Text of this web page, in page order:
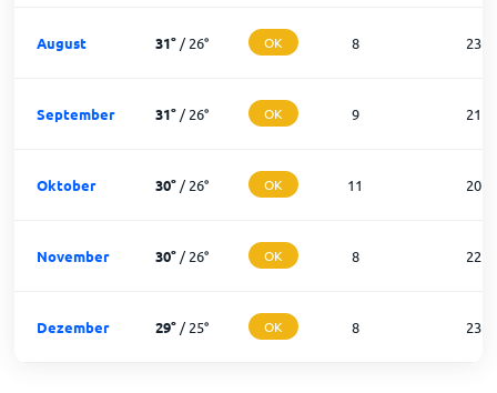
August 31°/26° OK 8 23
September 31°/26° OK 9 21
Oktober 30°/26° OK 11 20
November 30°/26° OK 8 22
Dezember 29°/25° OK 8 23